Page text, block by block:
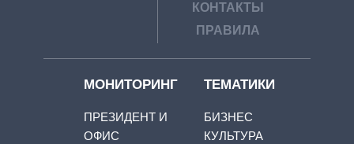
КОНТАКТЫ
ПРАВИЛА
МОНИТОРИНГ
ПРЕЗИДЕНТ И
ОФИС
ТЕМАТИКИ
БИЗНЕС
КУЛЬТУРА